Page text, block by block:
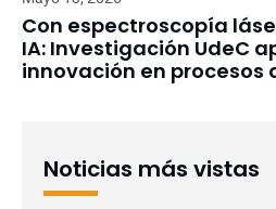
Con espectroscopía
IA: Investigación UdeC
innovación en procesos
Noticias más vistas